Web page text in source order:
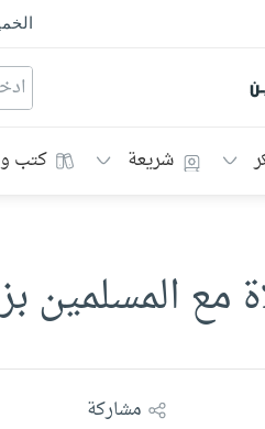
شريعة كتب
مع المسلمين
مشاركة